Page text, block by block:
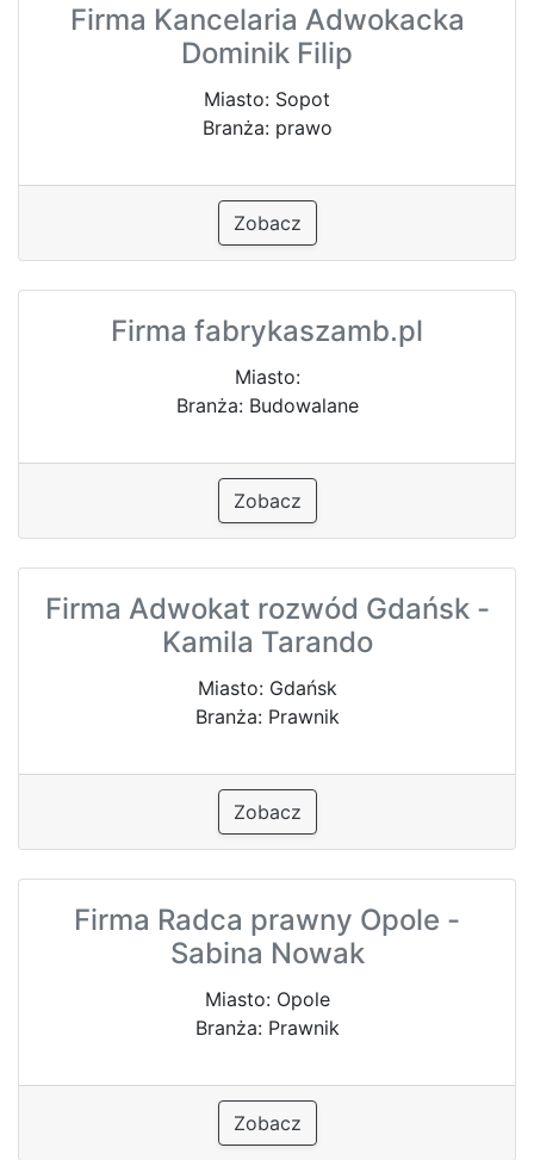
Firma Kancelaria Adwokacka
Dominik Filip
Miasto: Sopot
Branża: prawo
Zobacz
Firma fabrykaszamb.pl
Miasto:
Branża: Budowalane
Zobacz
Firma Adwokat rozwód Gdańsk -
Kamila Tarando
Miasto: Gdańsk
Branża: Prawnik
Zobacz
Firma Radca prawny Opole -
Sabina Nowak
Miasto: Opole
Branża: Prawnik
Zobacz